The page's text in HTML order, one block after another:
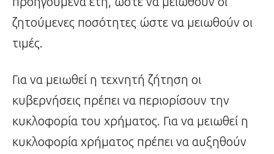
ζητούμενες ποσότητες ώστε να μειωθούν οι
τιμές.
Για να μειωθεί η τεχνητή ζήτηση οι
κυβερνήσεις πρέπει να περιορίσουν την
κυκλοφορία του χρήματος. Για να μειωθεί η
κυκλοφορία χρήματος πρέπει να αυξηθούν